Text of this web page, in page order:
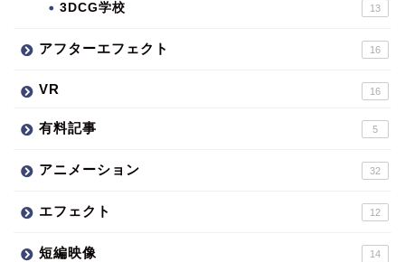
3DCG学校 13
アフターエフェクト 16
VR 16
有料記事 5
アニメーション 32
エフェクト 12
短編映像 14